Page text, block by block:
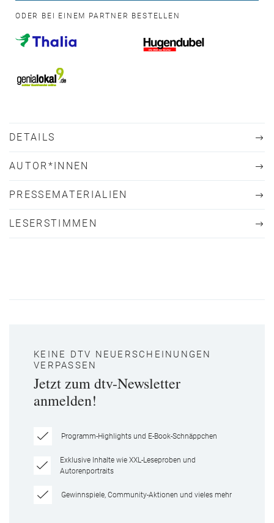
ODER BEI EINEM PARTNER BESTELLEN
DETAILS
AUTOR*INNEN
PRESSEMATERIALIEN
LESERSTIMMEN
KEINE DTV NEUERSCHEINUNGEN
VERPASSEN
Jetzt zum dtv-Newsletter
anmelden!
Programm-Highlights und E-Book-Schnäppchen
Exklusive Inhalte wie XXL-Leseproben und
Autorenportraits
Gewinnspiele, Community-Aktionen und vieles mehr